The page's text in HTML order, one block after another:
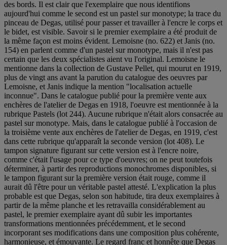
des bords. Il est clair que l'exemplaire que nous identifions
aujourd'hui comme le second est un pastel sur monotype; la trace du
pinceau de Degas, utilisé pour passer et travailler à l'encre le corps et
le bidet, est visible. Savoir si le premier exemplaire a été produit de
la même façon est moins évident. Lemoisne (no. 622) et Janis (no.
154) en parlent comme d'un pastel sur monotype, mais il n'est pas
certain que les deux spécialistes aient vu l'original. Lemoisne le
mentionne dans la collection de Gustave Pellet, qui mourut en 1919,
plus de vingt ans avant la parution du catalogue des oeuvres par
Lemoisne, et Janis indique la mention "localisation actuelle
inconnue". Dans le catalogue publié pour la première vente aux
enchères de l'atelier de Degas en 1918, l'oeuvre est mentionnée à la
rubrique Pastels (lot 244). Aucune rubrique n'était alors consacrée au
pastel sur monotype. Mais, dans le catalogue publié à l'occasion de
la troisième vente aux enchères de l'atelier de Degas, en 1919, c'est
dans cette rubrique qu'apparaît la seconde version (lot 408). Le
tampon signature figurant sur cette version est à l'encre noire,
comme c'était l'usage pour ce type d'oeuvres; on ne peut toutefois
déterminer, à partir des reproductions monochromes disponibles, si
le tampon figurant sur la première version était rouge, comme il
aurait dû l'être pour un véritable pastel attesté. L'explication la plus
probable est que Degas, selon son habitude, tira deux exemplaires à
partir de la même planche et les retravailla considérablement au
pastel, le premier exemplaire ayant dû subir les importantes
transformations mentionnées précédemment, et le second
incorporant ses modifications dans une composition plus cohérente,
harmonieuse, et émouvante. Le regard franc et honnête que Degas